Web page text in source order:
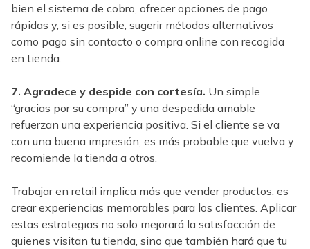
bien el sistema de cobro, ofrecer opciones de pago
rápidas y, si es posible, sugerir métodos alternativos
como pago sin contacto o compra online con recogida
en tienda.
7. Agradece y despide con cortesía. Un simple
“gracias por su compra” y una despedida amable
refuerzan una experiencia positiva. Si el cliente se va
con una buena impresión, es más probable que vuelva y
recomiende la tienda a otros.
Trabajar en retail implica más que vender productos: es
crear experiencias memorables para los clientes. Aplicar
estas estrategias no solo mejorará la satisfacción de
quienes visitan tu tienda, sino que también hará que tu